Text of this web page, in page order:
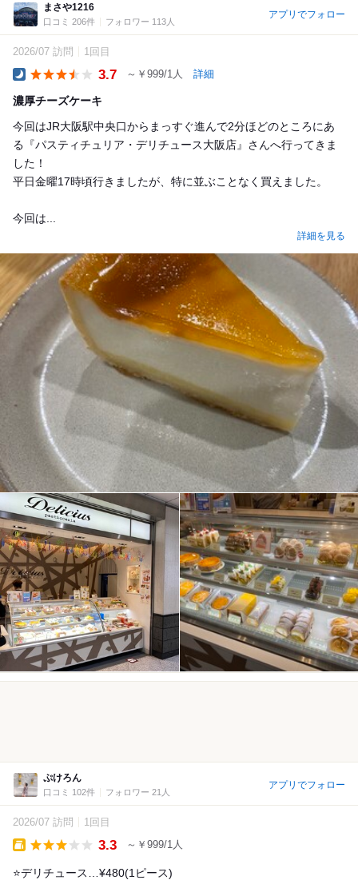
まさや1216
口コミ 206件 フォロワー 113人
アプリでフォロー
2026/07 訪問 1回目
3.7 ～￥999/1人 詳細
濃厚チーズケーキ
今回はJR大阪駅中央口からまっすぐ進んで2分ほどのところにあ
る『パスティチュリア・デリチュース大阪店』さんへ行ってきま
した！
平日金曜17時頃行きましたが、特に並ぶことなく買えました。
今回は...
詳細を見る
ぷけろん
口コミ 102件 フォロワー 21人
アプリでフォロー
2026/07 訪問 1回目
3.3 ～￥999/1人
⭐️デリチュース…¥480(1ピース)